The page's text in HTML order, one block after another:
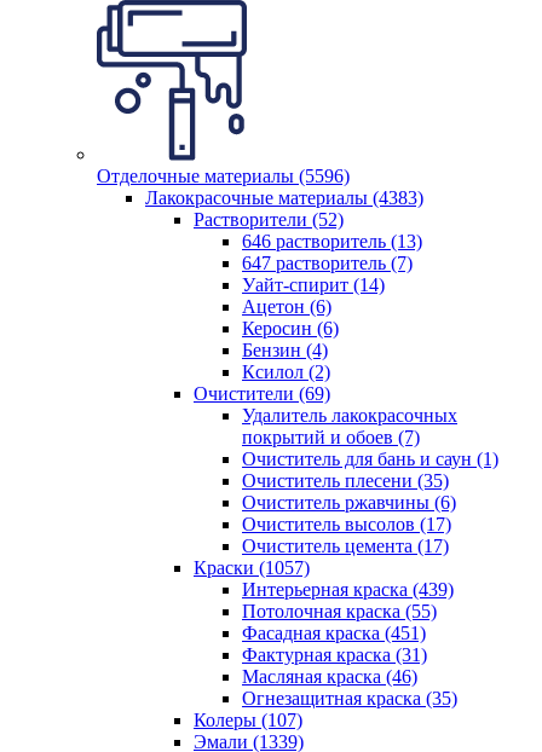
Отделочные материалы (5596)
Лакокрасочные материалы (4383)
Растворители (52)
646 растворитель (13)
647 растворитель (7)
Уайт-спирит (14)
Ацетон (6)
Керосин (6)
Бензин (4)
Ксилол (2)
Очистители (69)
Удалитель лакокрасочных
покрытий и обоев (7)
Очиститель для бань и саун (1)
Очиститель плесени (35)
Очиститель ржавчины (6)
Очиститель высолов (17)
Очиститель цемента (17)
Краски (1057)
Интерьерная краска (439)
Потолочная краска (55)
Фасадная краска (451)
Фактурная краска (31)
Масляная краска (46)
Огнезащитная краска (35)
Колеры (107)
Эмали (1339)